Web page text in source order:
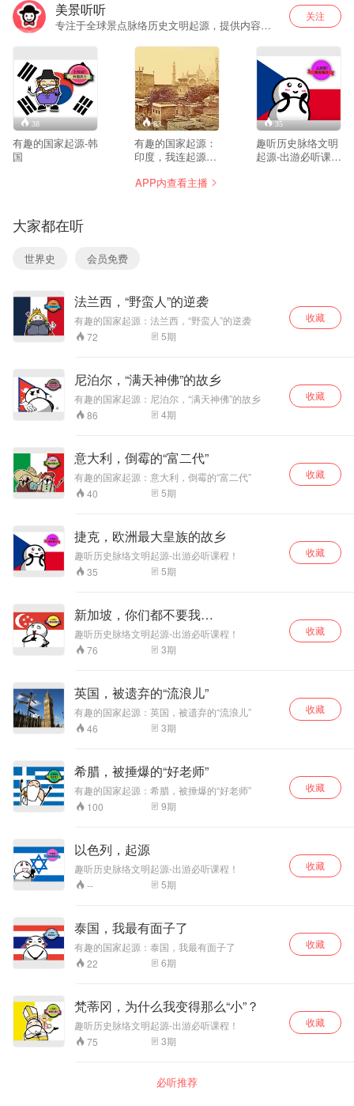
美景听听
专注于全球景点脉络历史文明起源，提供内容生
关注
38
有趣的国家起源-韩
国
83
有趣的国家起源：
印度，我连起源都
35
趣听历史脉络文明
起源-出游必听课
APP内查看主播
大家都在听
世界史 会员免费
法兰西，“野蛮人”的逆袭
有趣的国家起源：法兰西，“野蛮人”的逆袭
72
5期
收藏
尼泊尔，“满天神佛”的故乡
有趣的国家起源：尼泊尔，“满天神佛”的故乡
86
4期
收藏
意大利，倒霉的“富二代”
有趣的国家起源：意大利，倒霉的“富二代”
40
5期
收藏
捷克，欧洲最大皇族的故乡
趣听历史脉络文明起源-出游必听课程！
35
5期
收藏
新加坡，你们都不要我…
趣听历史脉络文明起源-出游必听课程！
76
3期
收藏
英国，被遗弃的“流浪儿”
有趣的国家起源：英国，被遗弃的“流浪儿”
46
3期
收藏
希腊，被捶爆的“好老师”
有趣的国家起源：希腊，被捶爆的“好老师”
100
9期
收藏
以色列，起源
趣听历史脉络文明起源-出游必听课程！
--
5期
收藏
泰国，我最有面子了
有趣的国家起源：泰国，我最有面子了
22
6期
收藏
梵蒂冈，为什么我变得那么“小”？
趣听历史脉络文明起源-出游必听课程！
75
3期
收藏
必听推荐